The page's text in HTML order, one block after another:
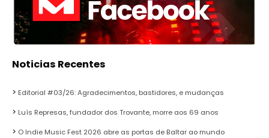
Noticias Recentes
Editorial #03/26: Agradecimentos, bastidores, e mudanças
Luís Represas, fundador dos Trovante, morre aos 69 anos
O Indie Music Fest 2026 abre as portas de Baltar ao mundo